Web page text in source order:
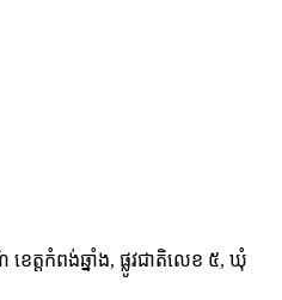
េត្តកំពង់ឆ្នាំង, ផ្លូវជាតិលេខ ៥, ឃុំ